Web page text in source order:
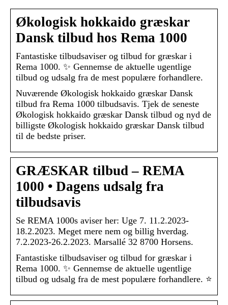
Økologisk hokkaido græskar
Dansk tilbud hos Rema 1000
Fantastiske tilbudsaviser og tilbud for græskar i
Rema 1000. ✨ Gennemse de aktuelle ugentlige
tilbud og udsalg fra de mest populære forhandlere.
Nuværende Økologisk hokkaido græskar Dansk
tilbud fra Rema 1000 tilbudsavis. Tjek de seneste
Økologisk hokkaido græskar Dansk tilbud og nyd de
billigste Økologisk hokkaido græskar Dansk tilbud
til de bedste priser.
GRÆSKAR tilbud – REMA
1000 • Dagens udsalg fra
tilbudsavis
Se REMA 1000s aviser her: Uge 7. 11.2.2023-
18.2.2023. Meget mere nem og billig hverdag.
7.2.2023-26.2.2023. Marsallé 32 8700 Horsens.
Fantastiske tilbudsaviser og tilbud for græskar i
Rema 1000. ✨ Gennemse de aktuelle ugentlige
tilbud og udsalg fra de mest populære forhandlere. ⭐